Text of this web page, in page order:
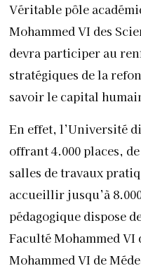
Véritable pôle
Mohammed VI des
devra participer au
stratégiques de la
savoir le capital
En effet, l’Université
offrant 4.000 places,
salles de travaux
accueillir jusqu’à
pédagogique dispose
Faculté Mohammed VI
Mohammed VI de